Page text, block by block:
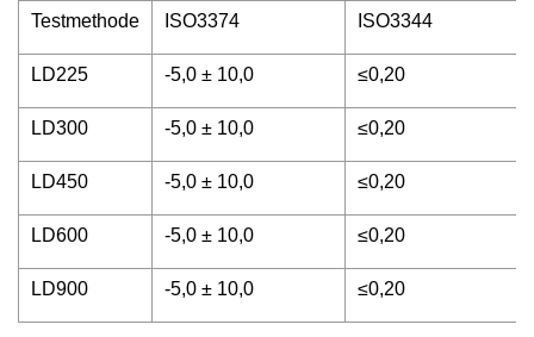
Testmethode ISO3374 ISO3344
LD225 -5,0 ± 10,0 ≤0,20
LD300 -5,0 ± 10,0 ≤0,20
LD450 -5,0 ± 10,0 ≤0,20
LD600 -5,0 ± 10,0 ≤0,20
LD900 -5,0 ± 10,0 ≤0,20